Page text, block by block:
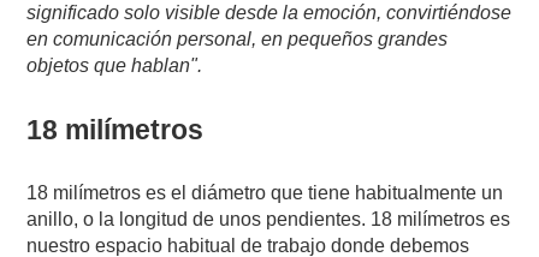
significado solo visible desde la emoción, convirtiéndose
en comunicación personal, en pequeños grandes
objetos que hablan".
18 milímetros
18 milímetros es el diámetro que tiene habitualmente un
anillo, o la longitud de unos pendientes. 18 milímetros es
nuestro espacio habitual de trabajo donde debemos